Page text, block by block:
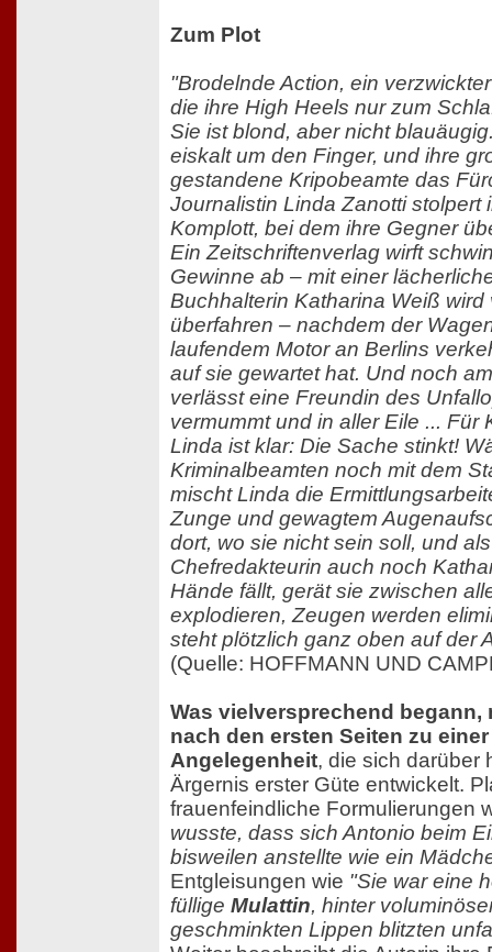
Zum Plot
"Brodelnde Action, ein
die ihre High Heels nur zum
Sie ist blond, aber nicht
eiskalt um den Finger, und ihre
gestandene Kripobeamte das
Journalistin Linda Zanotti stolpert
Komplott, bei dem ihre Gegner
Ein Zeitschriftenverlag wirft
Gewinne ab – mit einer
Buchhalterin Katharina Weiß wird
überfahren – nachdem der
laufendem Motor an Berlins
auf sie gewartet hat. Und noch
verlässt eine Freundin des
vermummt und in aller Eile ... Für
Linda ist klar: Die Sache stinkt!
Kriminalbeamten noch mit dem
mischt Linda die
Zunge und gewagtem
dort, wo sie nicht sein soll, und
Chefredakteurin auch noch
Hände fällt, gerät sie zwischen
explodieren, Zeugen werden
steht plötzlich ganz oben auf der
(Quelle: HOFFMANN UND
Was vielversprechend
nach den ersten Seiten zu
Angelegenheit, die sich darüber
Ärgernis erster Güte entwickelt.
frauenfeindliche Formulierungen
wusste, dass sich Antonio beim
bisweilen anstellte wie ein
Entgleisungen wie "Sie war eine
füllige Mulattin, hinter
geschminkten Lippen blitzten